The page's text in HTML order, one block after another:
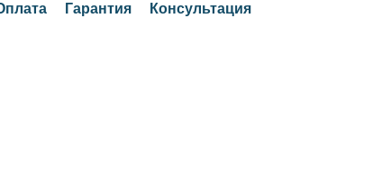
Гарантия Консультация